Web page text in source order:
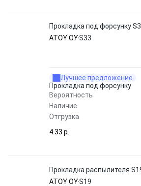
Прокладка под форсунку
ATOY OYS33
Лучшее предложение
Прокладка под форсунку
Вероятность
Наличие
Отгрузка
4.33 p.
Прокладка распылителя
ATOY OYS19